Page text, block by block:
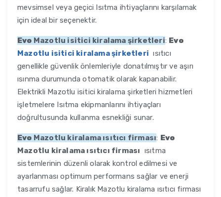
mevsimsel veya geçici Isıtma ihtiyaçlarını karşılamak
için ideal bir seçenektir.
Evo Mazotlu isitici kiralama şirketleri: Evo
Mazotlu isitici kiralama şirketleri ısıtıcı
genellikle güvenlik önlemleriyle donatılmıştır ve aşırı
ısınma durumunda otomatik olarak kapanabilir.
Elektrikli Mazotlu isitici kiralama şirketleri hizmetleri
işletmelere Isıtma ekipmanlarını ihtiyaçları
doğrultusunda kullanma esnekliği sunar.
Evo Mazotlu kiralama ısıtıcı firması: Evo
Mazotlu kiralama ısıtıcı firması ısıtma
sistemlerinin düzenli olarak kontrol edilmesi ve
ayarlanması optimum performans sağlar ve enerji
tasarrufu sağlar. Kiralık Mazotlu kiralama ısıtıcı firması